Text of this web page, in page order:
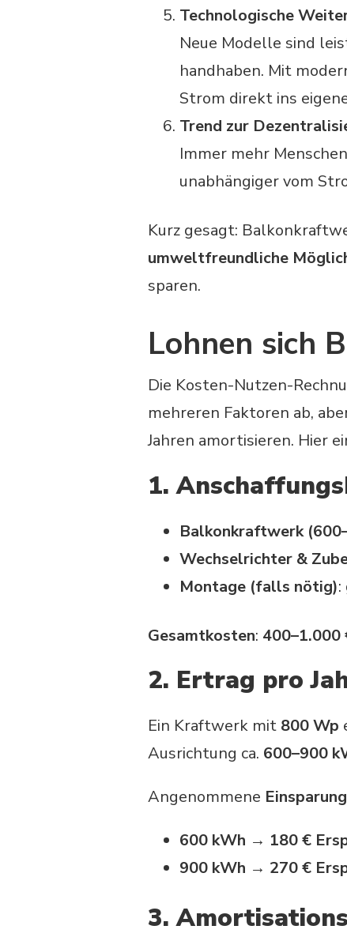
Technologische
Neue Modelle sind
handhaben. Mit
Strom direkt ins
Trend zur
Immer mehr
unabhängiger vom
Kurz gesagt:
umweltfreundliche
sparen.
Lohnen sich
Die Kosten-Nutzen-
mehreren Faktoren ab,
Jahren amortisieren. Hier
1.
Balkonkraftwerk
Wechselrichter &
Montage (falls nötig):
Gesamtkosten: 400–1.000
2. Ertrag pro
Ein Kraftwerk mit 800 Wp
Ausrichtung ca. 600–900
Angenommene Einsparung
600 kWh → 180 €
900 kWh → 270 €
3.